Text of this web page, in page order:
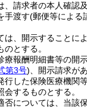
、請求者の本人確認
手渡す(郵便等による
は、開示することに
とする。
療報酬明細書等の開
第3号) 、開示請求が
行した保険医療機関
するものとする。
否については、当該